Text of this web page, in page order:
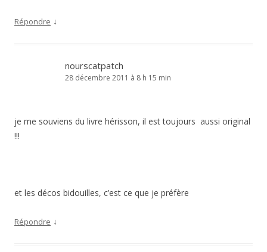
Répondre ↓
nourscatpatch
28 décembre 2011 à 8 h 15 min
je me souviens du livre hérisson, il est toujours aussi original
!!!
et les décos bidouilles, c’est ce que je préfère
Répondre ↓